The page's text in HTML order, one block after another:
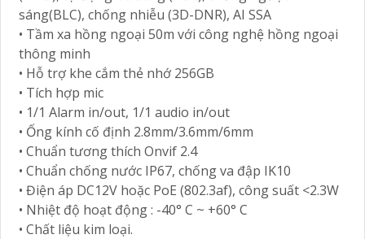
sáng(BLC), chống nhiễu (3D-DNR), AI SSA
• Tầm xa hồng ngoại 50m với công nghệ hồng ngoại
thông minh
• Hỗ trợ khe cắm thẻ nhớ 256GB
• Tích hợp mic
• 1/1 Alarm in/out, 1/1 audio in/out
• Ống kính cố định 2.8mm/3.6mm/6mm
• Chuẩn tương thích Onvif 2.4
• Chuẩn chống nước IP67, chống va đập IK10
• Điện áp DC12V hoặc PoE (802.3af), công suất <2.3W
• Nhiệt độ hoạt động : -40° C ~ +60° C
• Chất liệu kim loại.